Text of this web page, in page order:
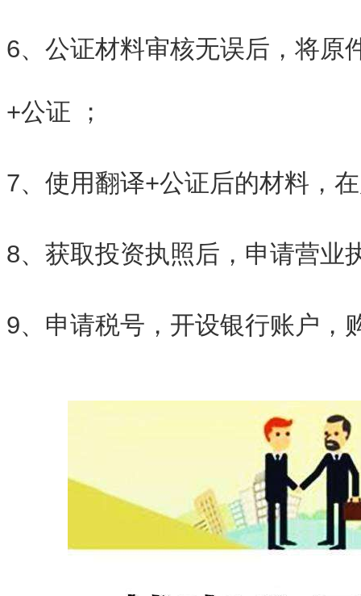
6、公证材料审核无误后，将原
+公证 ；
7、使用翻译+公证后的材料，
8、获取投资执照后，申请营业
9、申请税号，开设银行账户，